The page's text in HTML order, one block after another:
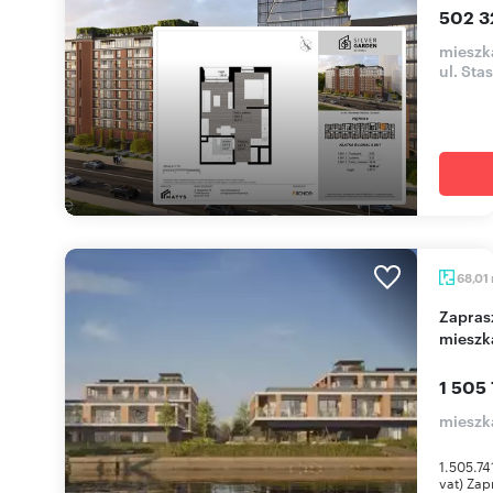
502
ul.
68,01
Zapraszam do luksusowego 3-pokojowego
1 505
vat)